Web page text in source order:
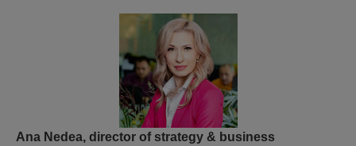
Ana Nedea, director of strategy & business